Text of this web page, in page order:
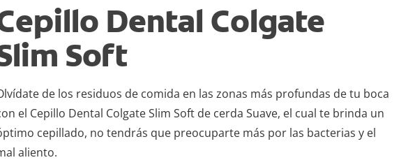
Dental Colgate
Soft
de los residuos de comida en las zonas más profundas de tu boca
el Cepillo Dental Colgate Slim Soft de cerda Suave, el cual te brinda un
cepillado, no tendrás que preocuparte más por las bacterias y el
aliento.